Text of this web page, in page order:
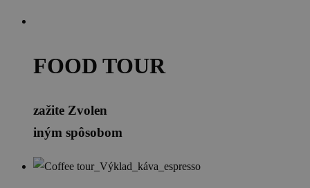
FOOD TOUR
zažite Zvolen
iným spôsobom